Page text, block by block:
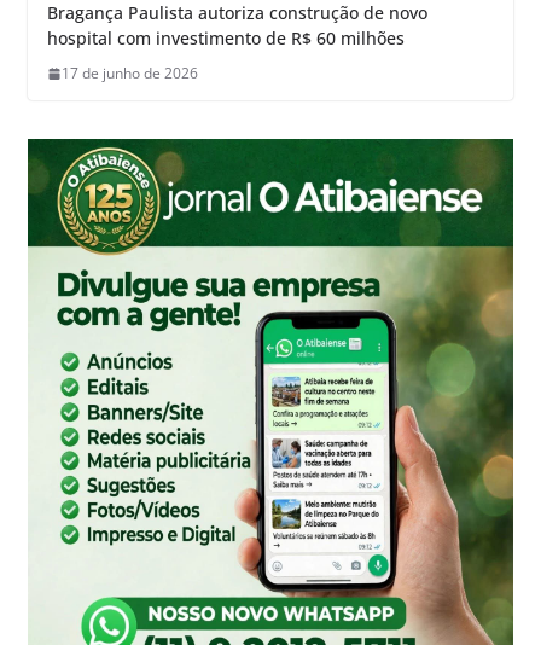
Bragança Paulista autoriza construção de novo
hospital com investimento de R$ 60 milhões
17 de junho de 2026